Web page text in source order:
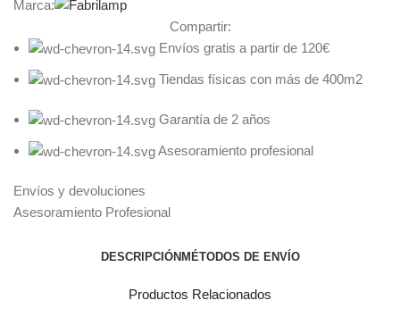
Marca:
Compartir:
Envíos gratis a partir de 120€
Tiendas físicas con más de 400m2
Garantía de 2 años
Asesoramiento profesional
Envíos y devoluciones
Asesoramiento Profesional
DESCRIPCIÓN MÉTODOS DE ENVÍO
Productos Relacionados